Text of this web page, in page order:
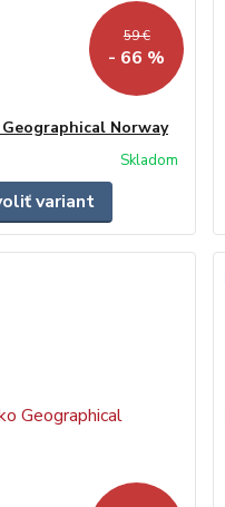
59 €
- 66 %
Norway
Skladom
variant